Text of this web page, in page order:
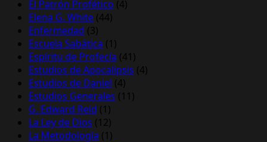
El Patrón Profético (4)
Elena G. White (44)
Enfermedad (3)
Escuela Sabática (1)
Espíritu de Profecía (41)
Estudios de Apocalipsis (4)
Estudios de Daniel (4)
Estudios Generales (11)
G. Edward Reid (1)
La Ley de Dios (12)
La Metodología (1)